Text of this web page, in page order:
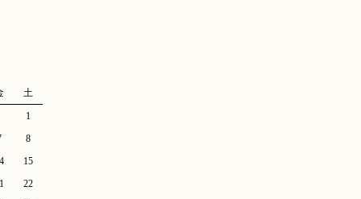
土
1
8
15
22